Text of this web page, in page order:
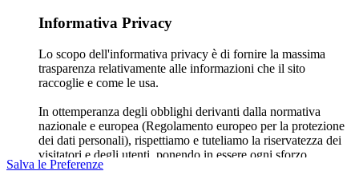
Informativa Privacy
Lo scopo dell'informativa privacy è di fornire la massima
trasparenza relativamente alle informazioni che il sito
raccoglie e come le usa.
In ottemperanza degli obblighi derivanti dalla normativa
nazionale e europea (Regolamento europeo per la protezione
dei dati personali), rispettiamo e tuteliamo la riservatezza dei
visitatori e degli utenti, ponendo in essere ogni sforzo
possibile e proporzionato per non ledere i diritti degli utenti.
Salva le Preferenze